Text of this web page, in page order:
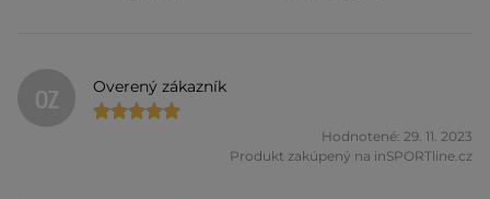
OZ Overený zákazník
Hodnotené: 29. 11. 2023
Produkt zakúpený na inSPORTline.cz